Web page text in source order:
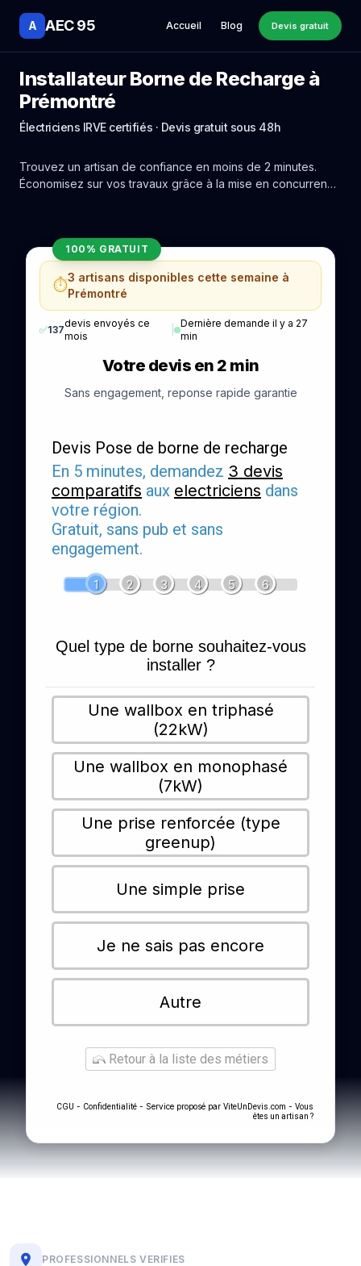
A AEC 95 Accueil Blog Devis gratuit
Installateur Borne de Recharge à
Prémontré
Électriciens IRVE certifiés · Devis gratuit sous 48h
Trouvez un artisan de confiance en moins de 2 minutes.
Économisez sur vos travaux grâce à la mise en concurrence
100% GRATUIT
⏱️3 artisans disponibles cette semaine à
Prémontré
✅137
devis envoyés ce
mois
Dernière demande il y a 27
min
Votre devis en 2 min
Sans engagement, reponse rapide garantie
Devis Pose de borne de recharge
En 5 minutes, demandez 3 devis
comparatifs aux electriciens dans
votre région.
Gratuit, sans pub et sans
engagement.
1 2 3 4 5 6
Quel type de borne souhaitez-vous
installer ?
Une wallbox en triphasé
(22kW)
Une wallbox en monophasé
(7kW)
Une prise renforcée (type
greenup)
Une simple prise
Je ne sais pas encore
Autre
Retour à la liste des métiers
CGU - Confidentialité - Service proposé par ViteUnDevis.com - Vous
êtes un artisan ?
PROFESSIONNELS VERIFIES